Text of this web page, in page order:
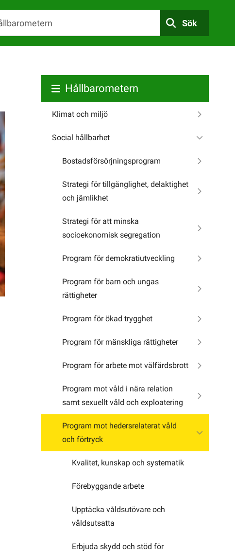
Sök
Hållbarometern
Klimat och miljö
Social hållbarhet
Bostadsförsörjningsprogram
Strategi för tillgänglighet, delaktighet
och jämlikhet
Strategi för att minska
socioekonomisk segregation
Program för demokratiutveckling
Program för barn och ungas
rättigheter
Program för ökad trygghet
Program för mänskliga rättigheter
Program för arbete mot välfärdsbrott
Program mot våld i nära relation
samt sexuellt våld och exploatering
Program mot hedersrelaterat våld
och förtryck
Kvalitet, kunskap och systematik
Förebyggande arbete
Upptäcka våldsutövare och
våldsutsatta
Erbjuda skydd och stöd för